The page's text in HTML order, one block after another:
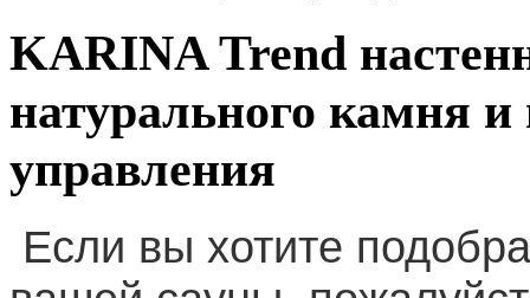
KARINA Trend
натурального камня
управления
Если вы хотите